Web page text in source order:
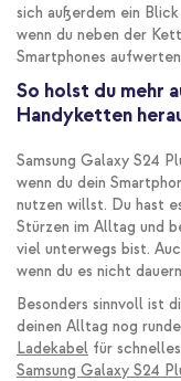
sich außerdem ein
wenn du neben der
Smartphones
So holst du mehr
Handyketten
Samsung Galaxy S24
wenn du dein
nutzen willst. Du hast
Stürzen im Alltag und
viel unterwegs bist.
wenn du es nicht
Besonders sinnvoll ist
deinen Alltag nog
Ladekabel für
Samsung Galaxy S24